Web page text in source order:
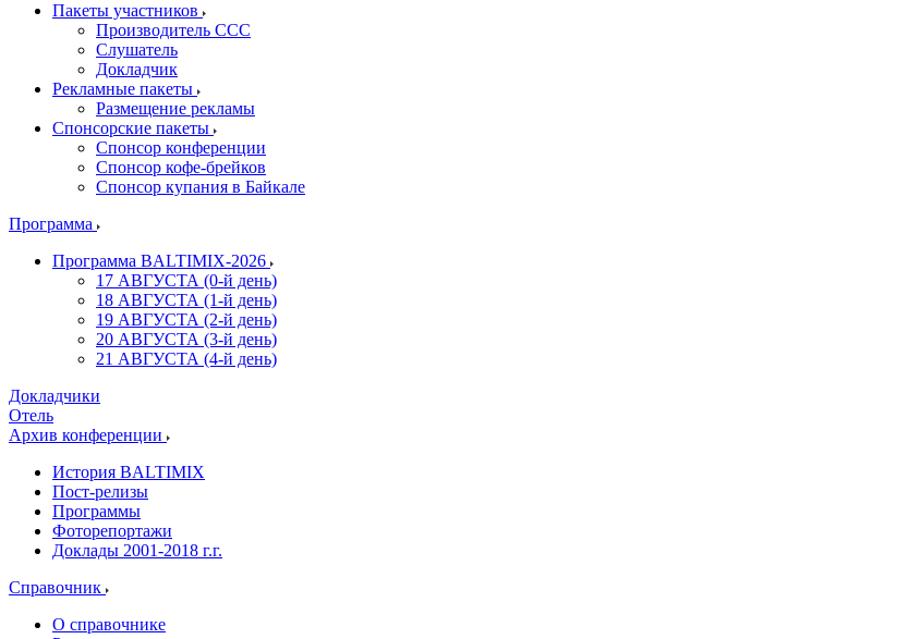
Пакеты участников
Производитель ССС
Слушатель
Докладчик
Рекламные пакеты
Размещение рекламы
Спонсорские пакеты
Спонсор конференции
Спонсор кофе-брейков
Спонсор купания в Байкале
Программа
Программа BALTIMIX-2026
17 АВГУСТА (0-й день)
18 АВГУСТА (1-й день)
19 АВГУСТА (2-й день)
20 АВГУСТА (3-й день)
21 АВГУСТА (4-й день)
Докладчики
Отель
Архив конференции
История BALTIMIX
Пост-релизы
Программы
Фоторепортажи
Доклады 2001-2018 г.г.
Справочник
О справочнике